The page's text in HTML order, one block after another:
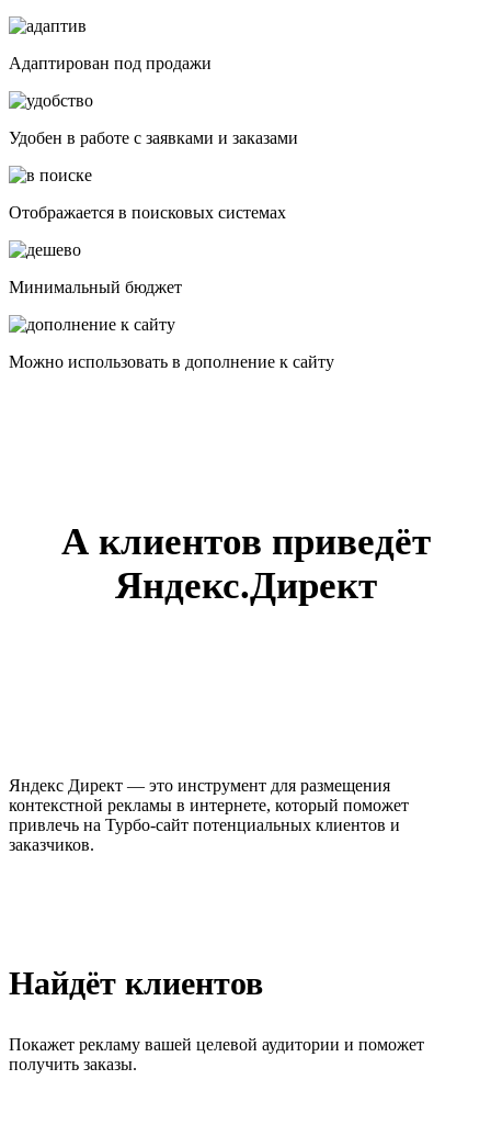
Адаптирован под продажи
Удобен в работе с заявками и заказами
Отображается в поисковых системах
Минимальный бюджет
Можно использовать в дополнение к сайту
А клиентов приведёт
Яндекс.Директ
Яндекс Директ — это инструмент для размещения
контекстной рекламы в интернете, который поможет
привлечь на Турбо-сайт потенциальных клиентов и
заказчиков.
Найдёт клиентов
Покажет рекламу вашей целевой аудитории и поможет
получить заказы.